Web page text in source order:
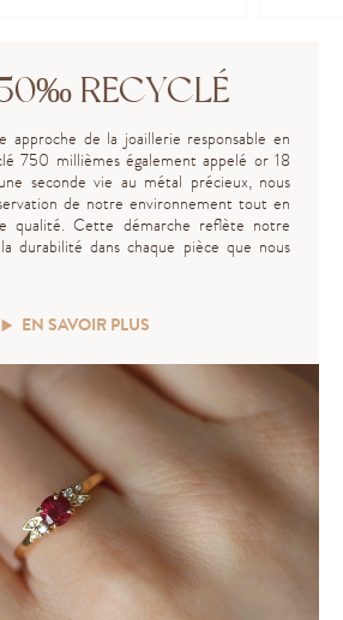
RECYCLÉ
approche de la joaillerie responsable en
750 millièmes également appelé or 18
seconde vie au métal précieux, nous
de notre environnement tout en
qualité. Cette démarche reflète notre
durabilité dans chaque pièce que nous
EN SAVOIR PLUS